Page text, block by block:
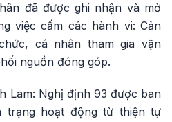
đã được ghi nhận và mở
việc cấm các hành vi: Cản
cá nhân tham gia vận
nguồn đóng góp.
Lam: Nghị định 93 được ban
trạng hoạt động từ thiện tự